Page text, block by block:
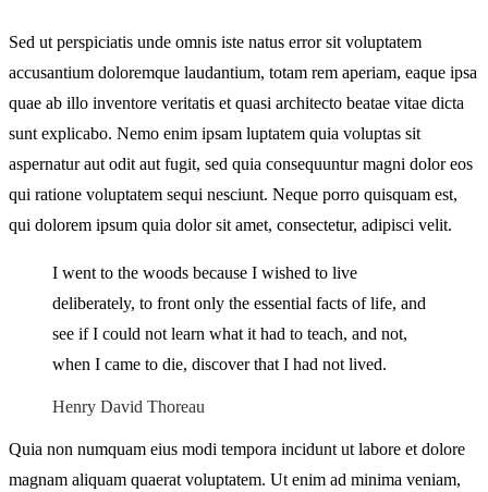
Sed ut perspiciatis unde omnis iste natus error sit voluptatem
accusantium doloremque laudantium, totam rem aperiam, eaque ipsa
quae ab illo inventore veritatis et quasi architecto beatae vitae dicta
sunt explicabo. Nemo enim ipsam luptatem quia voluptas sit
aspernatur aut odit aut fugit, sed quia consequuntur magni dolor eos
qui ratione voluptatem sequi nesciunt. Neque porro quisquam est,
qui dolorem ipsum quia dolor sit amet, consectetur, adipisci velit.
I went to the woods because I wished to live
deliberately, to front only the essential facts of life, and
see if I could not learn what it had to teach, and not,
when I came to die, discover that I had not lived.
Henry David Thoreau
Quia non numquam eius modi tempora incidunt ut labore et dolore
magnam aliquam quaerat voluptatem. Ut enim ad minima veniam,